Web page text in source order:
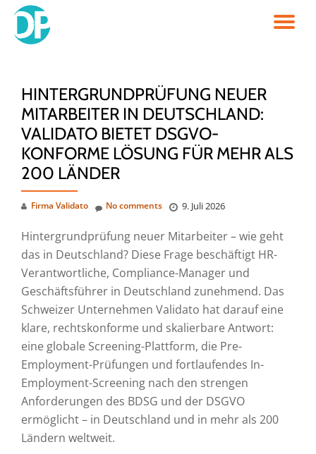
Skip
HINTERGRUNDPRÜFUNG NEUER
MITARBEITER IN DEUTSCHLAND:
VALIDATO BIETET DSGVO-
KONFORME LÖSUNG FÜR MEHR ALS
200 LÄNDER
Firma Validato 9. Juli 2026
No comments
Hintergrundprüfung neuer Mitarbeiter – wie geht
das in Deutschland? Diese Frage beschäftigt HR-
Verantwortliche, Compliance-Manager und
Geschäftsführer in Deutschland zunehmend. Das
Schweizer Unternehmen Validato hat darauf eine
klare, rechtskonforme und skalierbare Antwort:
eine globale Screening-Plattform, die Pre-
Employment-Prüfungen und fortlaufendes In-
Employment-Screening nach den strengen
Anforderungen des BDSG und der DSGVO
ermöglicht – in Deutschland und in mehr als 200
Ländern weltweit.